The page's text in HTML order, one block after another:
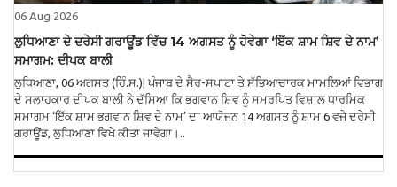
06 Aug 2026
ਲੁਧਿਆਣਾ ਦੇ ਦਰੇਸੀ ਗਰਾਊਂਡ ਵਿੱਚ 14 ਅਗਸਤ ਨੂੰ ਹੋਵੇਗਾ ‘ਇੱਕ ਸ਼ਾਮ ਸ਼ਿਵ ਦੇ ਨਾਮ’
ਸਮਾਗਮ: ਦੀਪਕ ਬਾਲੀ
ਲੁਧਿਆਣਾ, 06 ਅਗਸਤ (ਹਿੰ.ਸ.)| ਪੰਜਾਬ ਦੇ ਸੈਰ-ਸਪਾਟਾ ਤੇ ਸੱਭਿਆਚਾਰਕ ਮਾਮਲਿਆਂ ਵਿਭਾਗ
ਦੇ ਸਲਾਹਕਾਰ ਦੀਪਕ ਬਾਲੀ ਨੇ ਦੱਸਿਆ ਕਿ ਭਗਵਾਨ ਸ਼ਿਵ ਨੂੰ ਸਮਰਪਿਤ ਵਿਸ਼ਾਲ ਧਾਰਮਿਕ
ਸਮਾਗਮ ‘ਇੱਕ ਸ਼ਾਮ ਭਗਵਾਨ ਸ਼ਿਵ ਦੇ ਨਾਮ’ ਦਾ ਆਯੋਜਨ 14 ਅਗਸਤ ਨੂੰ ਸ਼ਾਮ 6 ਵਜੇ ਦਰੇਸੀ
ਗਰਾਊਂਡ, ਲੁਧਿਆਣਾ ਵਿਖੇ ਕੀਤਾ ਜਾਵੇਗਾ।..